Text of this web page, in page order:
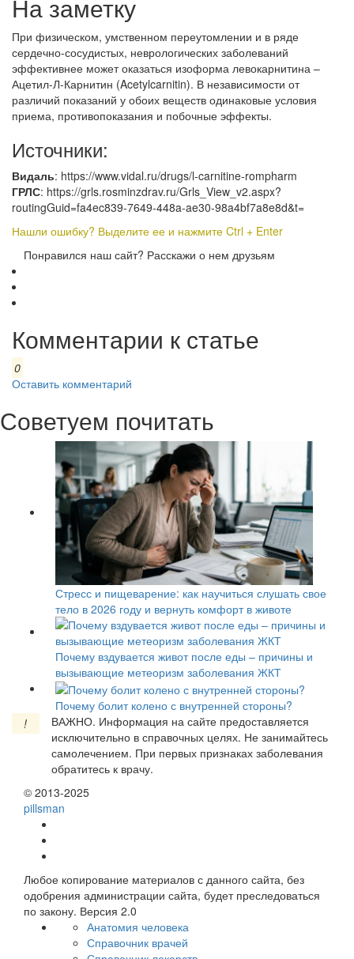
На заметку
При физическом, умственном переутомлении и в ряде
сердечно-сосудистых, неврологических заболеваний
эффективнее может оказаться изоформа левокарнитина –
Ацетил-Л-Карнитин (Acetylcarnitin). В независимости от
различий показаний у обоих веществ одинаковые условия
приема, противопоказания и побочные эффекты.
Источники:
Видаль: https://www.vidal.ru/drugs/l-carnitine-rompharm
ГРЛС: https://grls.rosminzdrav.ru/Grls_View_v2.aspx?
routingGuid=fa4ec839-7649-448a-ae30-98a4bf7a8e8d&t=
Нашли ошибку? Выделите ее и нажмите Ctrl + Enter
Понравился наш сайт? Расскажи о нем друзьям
Комментарии к статье
0
Оставить комментарий
Советуем почитать
Стресс и пищеварение: как научиться слушать свое
тело в 2026 году и вернуть комфорт в животе
Почему вздувается живот после еды – причины и
вызывающие метеоризм заболевания ЖКТ
Почему болит колено с внутренней стороны?
!
ВАЖНО. Информация на сайте предоставляется
исключительно в справочных целях. Не занимайтесь
самолечением. При первых признаках заболевания
обратитесь к врачу.
© 2013-2025
pillsman
Любое копирование материалов с данного сайта, без
одобрения администрации сайта, будет преследоваться
по закону. Версия 2.0
Анатомия человека
Справочник врачей